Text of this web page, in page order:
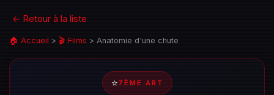
← Retour à la liste
🏠 Accueil > 🎬 Films > Anatomie d'une chute
⭐7ÈME ART